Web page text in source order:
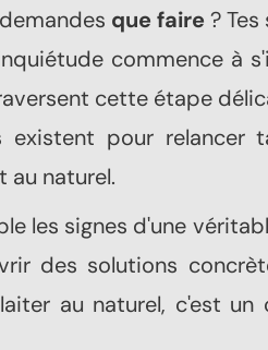
que faire ?
commence à
cette étape
existent pour relancer
au naturel.
les signes d'une
des solutions
au naturel, c'est